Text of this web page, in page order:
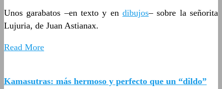
Unos garabatos –en texto y en dibujos– sobre la señorita
Lujuria, de Juan Astianax.
Read More
Kamasutras: más hermoso y perfecto que un “dildo”